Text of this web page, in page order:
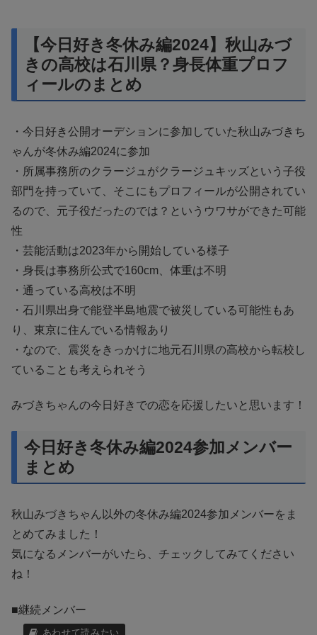
【今日好き冬休み編2024】秋山みづ
きの高校は石川県？身長体重プロフ
ィールのまとめ
・今日好き公開オーデションに参加していた秋山みづきち
ゃんが冬休み編2024に参加
・所属事務所のクラージュがクラージュキッズという子役
部門を持っていて、そこにもプロフィールが公開されてい
るので、元子役だったのでは？というウワサができた可能
性
・芸能活動は2023年から開始している様子
・身長は事務所公式で160cm、体重は不明
・通っている高校は不明
・石川県出身で能登半島地震で被災している可能性もあ
り、東京に住んでいる情報あり
・なので、震災をきっかけに地元石川県の高校から転校し
ていることも考えられそう
みづきちゃんの今日好きでの恋を応援したいと思います！
今日好き冬休み編2024参加メンバー
まとめ
秋山みづきちゃん以外の冬休み編2024参加メンバーをま
とめてみました！
気になるメンバーがいたら、チェックしてみてください
ね！
■継続メンバー